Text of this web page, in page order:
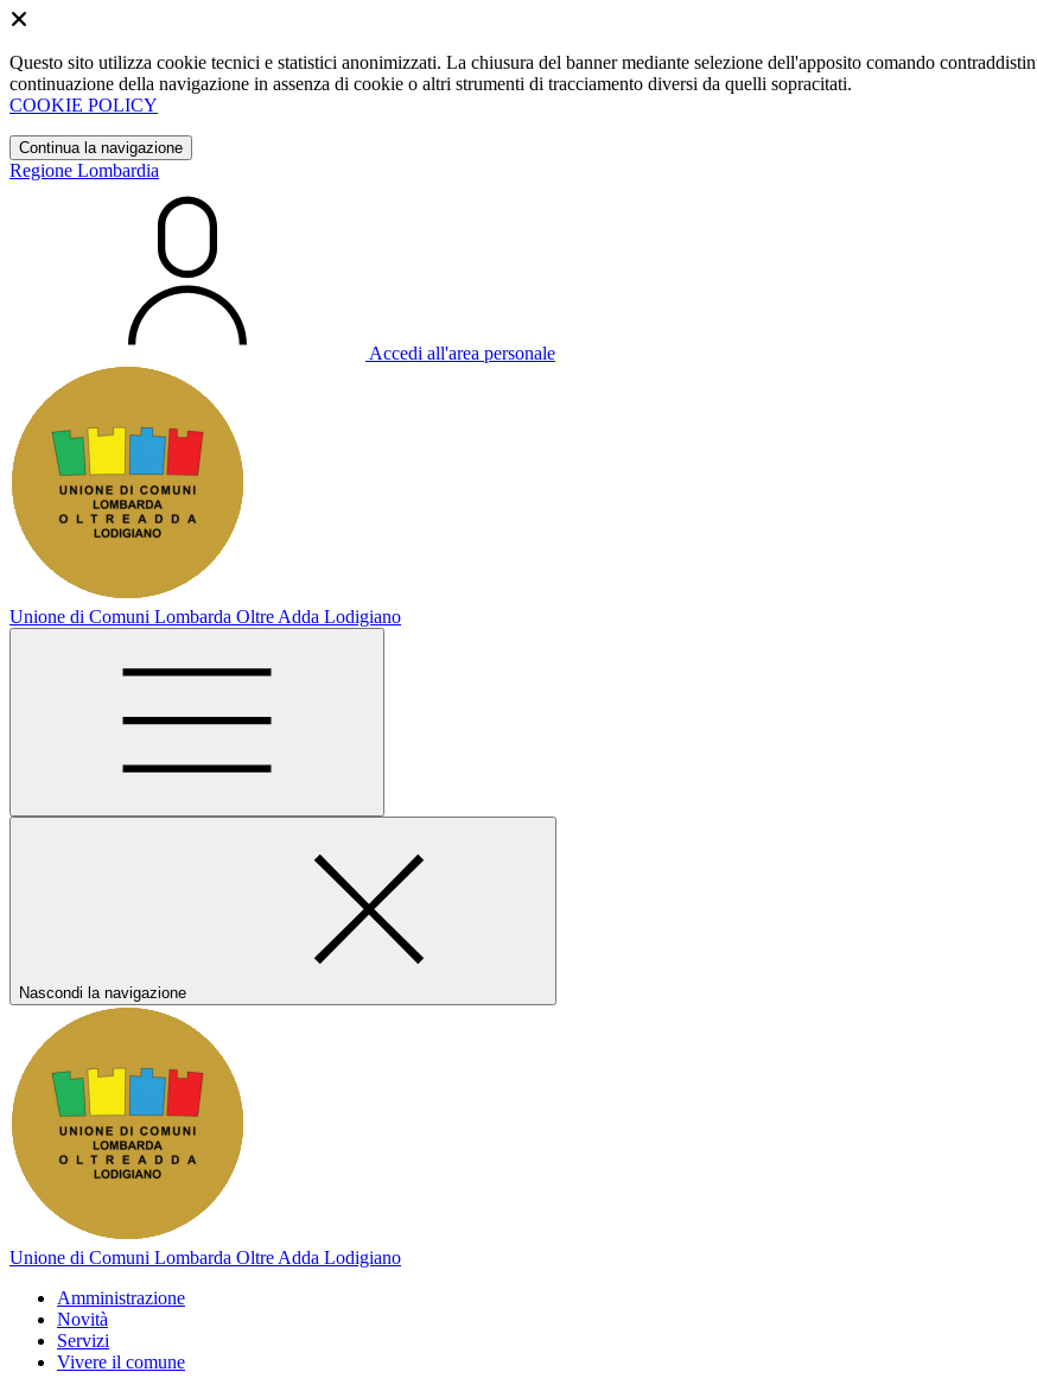
Questo sito utilizza cookie tecnici e statistici anonimizzati. La chiusura del banner mediante selezione dell'apposito comando
continuazione della navigazione in assenza di cookie o altri strumenti di tracciamento diversi da quelli sopracitati.
COOKIE POLICY
Continua la navigazione
Regione Lombardia
Accedi all'area personale
Unione di Comuni Lombarda Oltre Adda Lodigiano
Nascondi la navigazione
Unione di Comuni Lombarda Oltre Adda Lodigiano
Amministrazione
Novità
Servizi
Vivere il comune